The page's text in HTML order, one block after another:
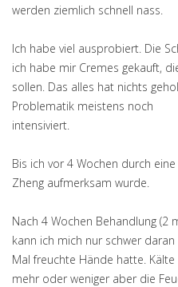
werden ziemlich schnell nass.
Ich habe viel ausprobiert. Die
ich habe mir Cremes gekauft,
sollen. Das alles hat nichts
Problematik meistens noch
intensiviert.
Bis ich vor 4 Wochen durch
Zheng aufmerksam wurde.
Nach 4 Wochen Behandlung (2
kann ich mich nur schwer
Mal freuchte Hände hatte.
mehr oder weniger aber die